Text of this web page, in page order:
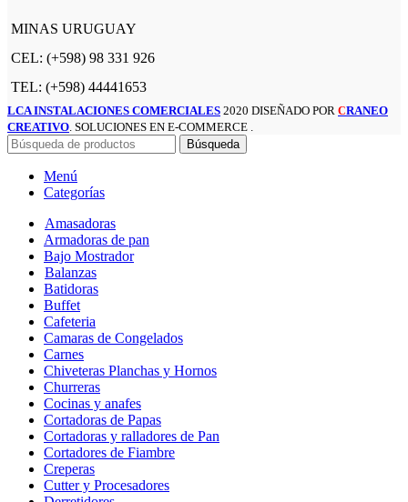
MINAS URUGUAY
CEL: (+598) 98 331 926
TEL: (+598) 44441653
LCA INSTALACIONES COMERCIALES 2020 DISEÑADO POR CRANEO
CREATIVO . SOLUCIONES EN E-COMMERCE .
Búsqueda
Menú
Categorías
Amasadoras
Armadoras de pan
Bajo Mostrador
Balanzas
Batidoras
Buffet
Cafeteria
Camaras de Congelados
Carnes
Chiveteras Planchas y Hornos
Churreras
Cocinas y anafes
Cortadoras de Papas
Cortadoras y ralladores de Pan
Cortadores de Fiambre
Creperas
Cutter y Procesadores